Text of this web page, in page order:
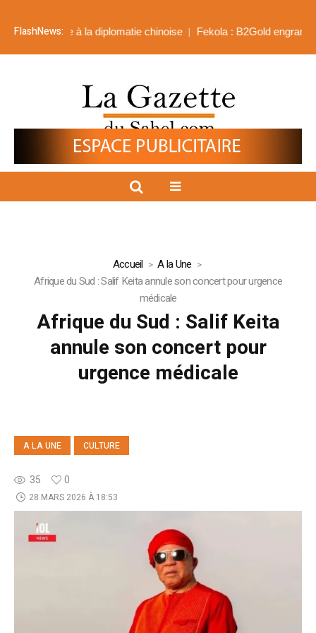
FlashNews:à la diplomatie chinoise Fekola : B2Gold engrange
Accueil
A la Une
Afrique du Sud : Salif Keita annule son concert pour urgence
médicale
Afrique du Sud : Salif Keita
annule son concert pour
urgence médicale
A LA UNE CULTURE
35 0
28 MARS 2026 À 18:53